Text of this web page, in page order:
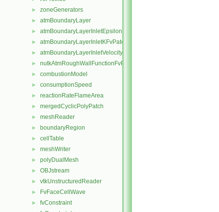
► zoneGenerators
► atmBoundaryLayer
► atmBoundaryLayerInletEpsilonFvPatchScalarField
► atmBoundaryLayerInletKFvPatchScalarField
► atmBoundaryLayerInletVelocityFvPatchVectorField
► nutkAtmRoughWallFunctionFvPatchScalarField
► combustionModel
► consumptionSpeed
► reactionRateFlameArea
► mergedCyclicPolyPatch
► meshReader
► boundaryRegion
► cellTable
► meshWriter
► polyDualMesh
► OBJstream
► vtkUnstructuredReader
► FvFaceCellWave
► fvConstraint